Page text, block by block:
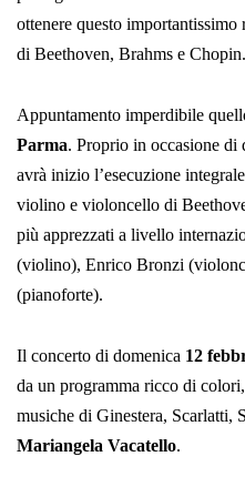
ottenere questo
di Beethoven, Brahms e Chopin.
Appuntamento imperdibile
Parma. Proprio in occasione di
avrà inizio l’esecuzione
violino e violoncello di
più apprezzati a livello
(violino), Enrico Bronzi
(pianoforte).
Il concerto di domenica 12
da un programma ricco di
musiche di Ginestera, Scarlatti,
Mariangela Vacatello.